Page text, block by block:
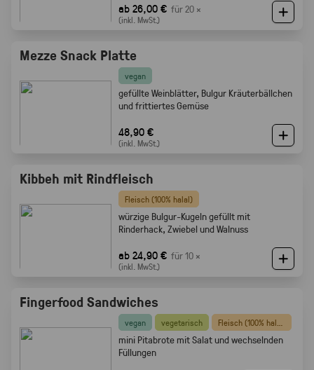
ab 26,00 € für 20 ×
(inkl. MwSt.)
Mezze Snack Platte
vegan
gefüllte Weinblätter, Bulgur Kräuterbällchen
und frittiertes Gemüse
48,90 €
(inkl. MwSt.)
Kibbeh mit Rindfleisch
Fleisch (100% halal)
würzige Bulgur-Kugeln gefüllt mit
Rinderhack, Zwiebel und Walnuss
ab 24,90 € für 10 ×
(inkl. MwSt.)
Fingerfood Sandwiches
vegan vegetarisch
mini Pitabrote mit Salat und wechselnden
Füllungen